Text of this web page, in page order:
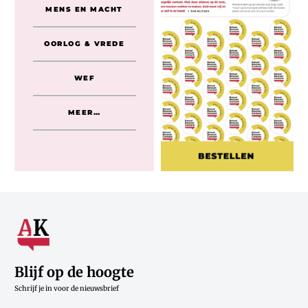
MENS EN MACHT
OORLOG & VREDE
WEF
MEER…
Blijf op de hoogte
Schrijf je in voor de nieuwsbrief